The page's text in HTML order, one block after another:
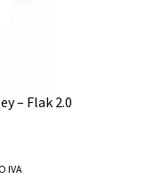
– Flak 2.0
IVA